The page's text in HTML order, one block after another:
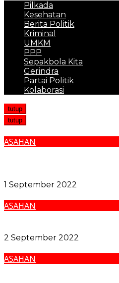
Pilkada
Kesehatan
Berita Politik
Kriminal
UMKM
PPP
Sepakbola Kita
Gerindra
Partai Politik
Kolaborasi
tutup
tutup
ASAHAN
1 September 2022
ASAHAN
2 September 2022
ASAHAN